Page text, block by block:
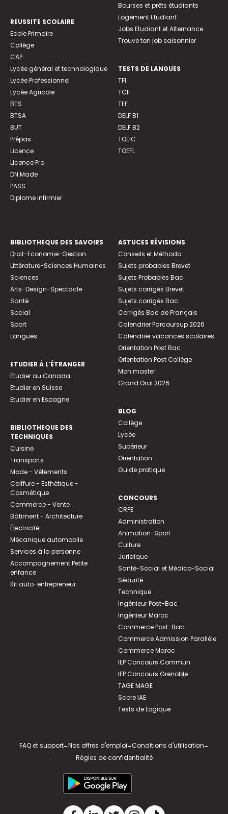
REUSSITE SCOLAIRE
Ecole Primaire
Collège
CAP
Lycée général et technologique
Lycée Professionnel
Lycée Agricole
BTS
BTSA
BUT
Prépas
Licence
Licence Pro
DN Made
PASS
Diplome infirmier
Bourses et prêts étudiants
Logement Etudiant
Jobs Etudiant et Alternance
Trouve ton job saisonnier
TESTS DE LANGUES
TFI
TCF
TEF
DELF B1
DELF B2
TOEIC
TOEFL
BIBLIOTHEQUE DES SAVOIRS
Droit-Economie-Gestion
Littérature-Sciences Humaines
Sciences
Arts-Design-Spectacle
Santé
Social
Sport
Langues
ETUDIER À L’ÉTRANGER
Etudier au Canada
Etudier en Suisse
Etudier en Espagne
BIBLIOTHEQUE DES
TECHNIQUES
Cuisine
Transports
Mode - Vêtements
Coiffure - Esthétique -
Cosmétique
Commerce - Vente
Bâtiment - Architecture
Électricité
Mécanique automobile
Services à la personne
Accompagnement Petite
enfance
Kit auto-entrepreneur
ASTUCES RÉVISIONS
Conseils et Méthodo
Sujets probables Brevet
Sujets Probables Bac
Sujets corrigés Brevet
Sujets corrigés Bac
Corrigés Bac de Français
Calendrier Parcoursup 2026
Calendrier vacances scolaires
Orientation Post Bac
Orientation Post Collège
Mon master
Grand Oral 2026
BLOG
Collège
Lycée
Supérieur
Orientation
Guide pratique
CONCOURS
CRPE
Administration
Animation-Sport
Culture
Juridique
Santé-Social et Médico-Social
Sécurité
Technique
Ingénieur Post-Bac
Ingénieur Maroc
Commerce Post-Bac
Commerce Admission Parallèle
Commerce Maroc
IEP Concours Commun
IEP Concours Grenoble
TAGE MAGE
Score IAE
Tests de Logique
FAQ et support-Nos offres d'emploi-Conditions d'utilisation-
Règles de confidentialité